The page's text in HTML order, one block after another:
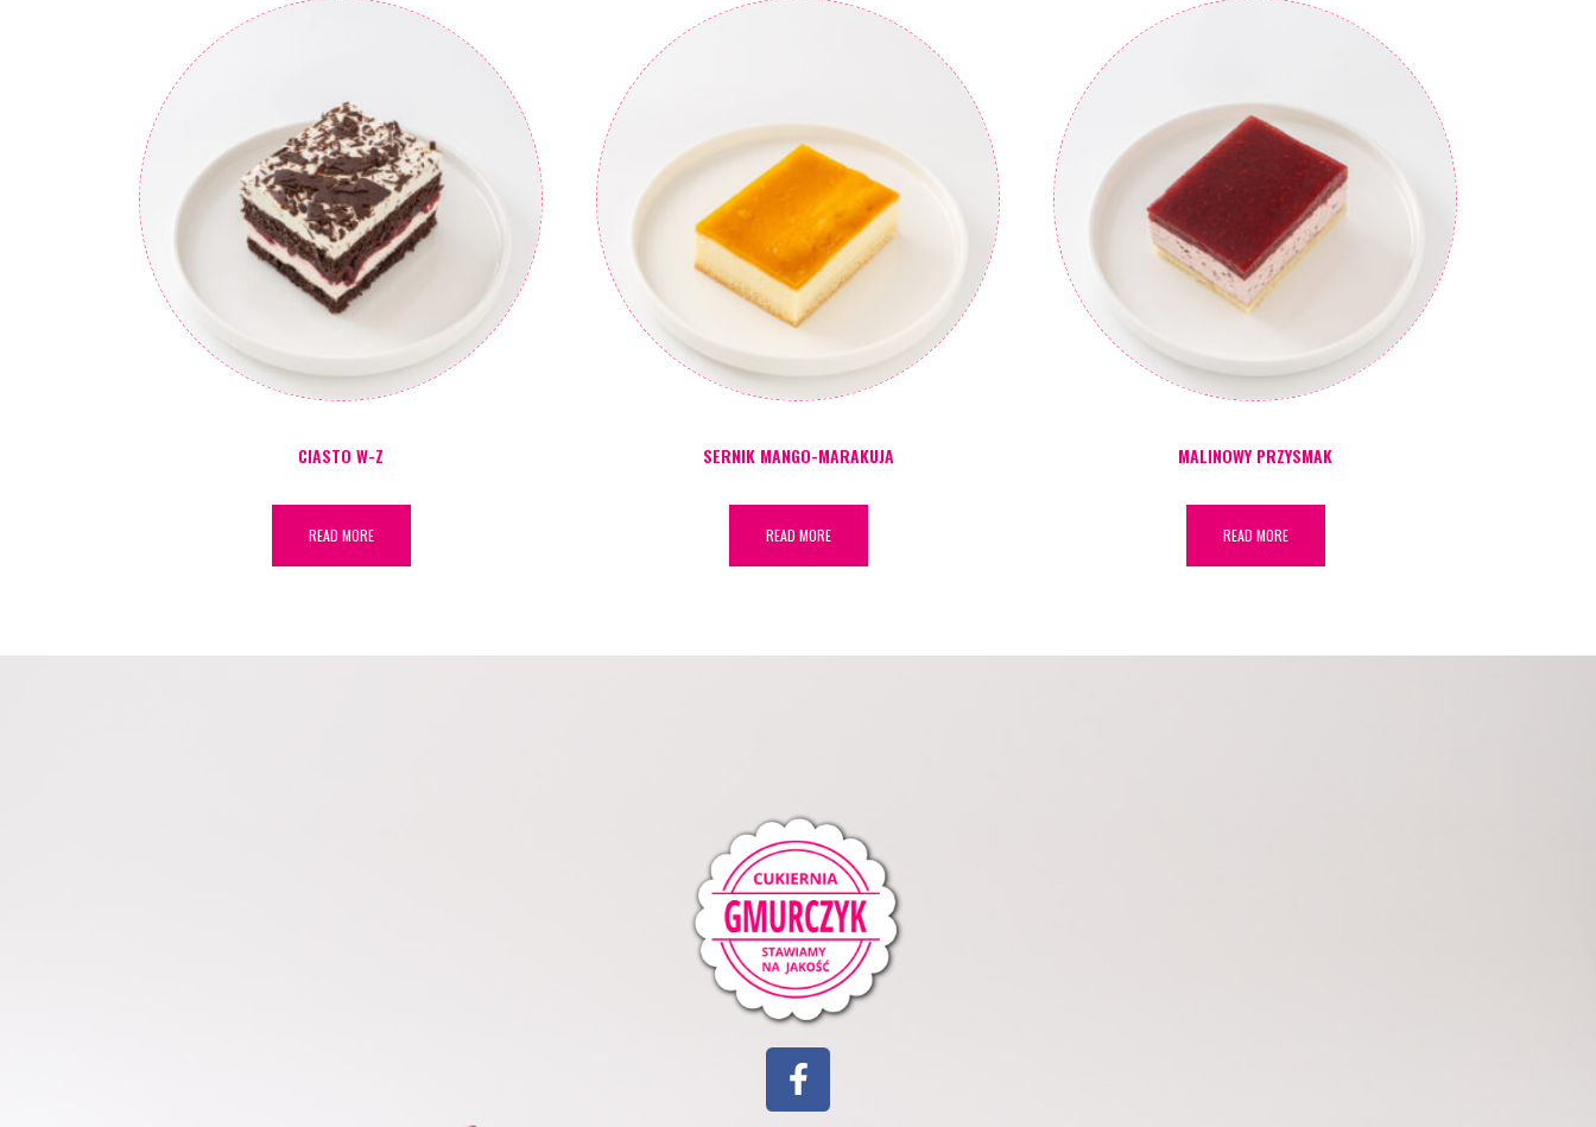
CIASTO W-Z
READ MORE
SERNIK MANGO-MARAKUJA
READ MORE
MALINOWY PRZYSMAK
READ MORE